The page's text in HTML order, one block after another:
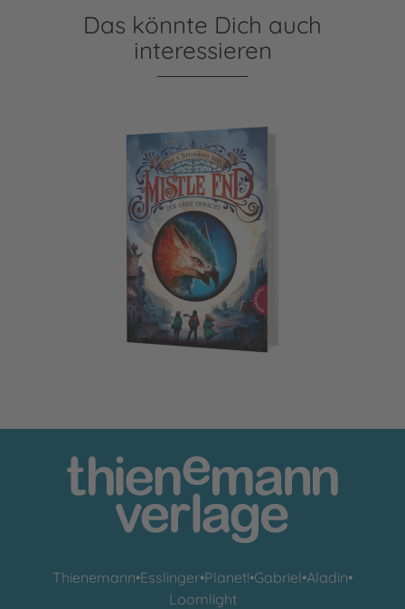
Das könnte Dich auch
interessieren
Die Chroniken von Mistle End 1: Der Greif erwacht
Thienemann•Esslinger•Planet!•Gabriel•Aladin•
Loomlight